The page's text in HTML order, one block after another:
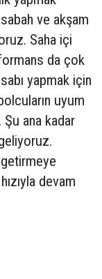
ve akşam
Saha içi
da çok
yapmak için
uyum
Şu ana kadar
devam